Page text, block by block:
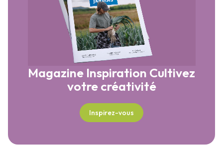
Magazine Inspiration Cultivez
votre créativité
Inspirez-vous